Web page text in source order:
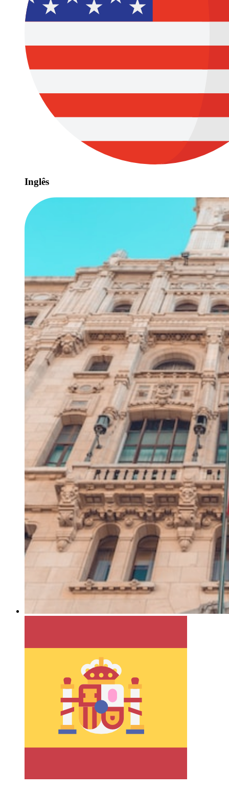
Inglês